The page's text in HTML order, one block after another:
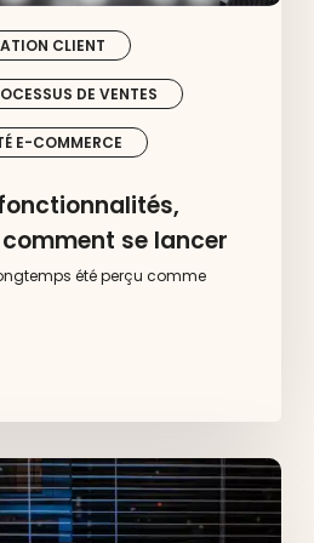
CLIENT
DE VENTES
E-COMMERCE
se lancer
été perçu comme